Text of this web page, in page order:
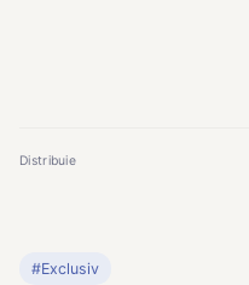
Distribuie
#Exclusiv